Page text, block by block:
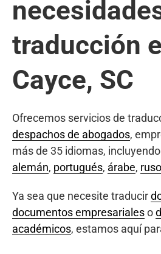
traducción
Cayce, SC
Ofrecemos servicios de
despachos de abogados,
más de 35 idiomas,
alemán, portugués, árabe, ruso
Ya sea que necesite traducir
documentos empresarialeso
académicos, estamos aquí